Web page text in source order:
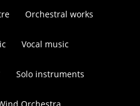
Orchestral works
Vocal music
Solo instruments